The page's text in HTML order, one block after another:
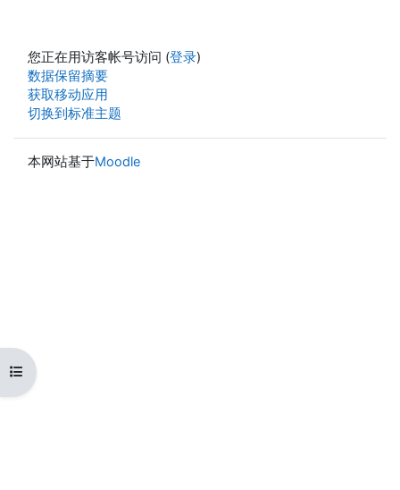
打开课程索引
您正在用访客帐号访问 (登录)
‎数据保留摘要‎
获取移动应用
切换到标准主题
本网站基于Moodle